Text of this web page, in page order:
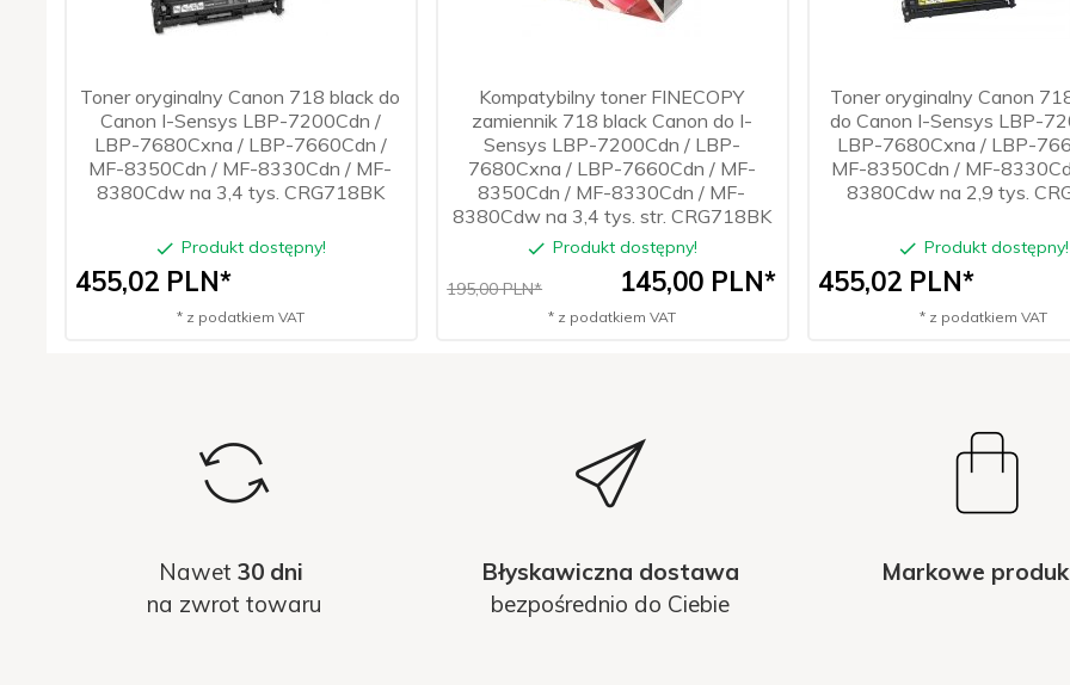
Toner oryginalny Canon 718 black do
Canon I-Sensys LBP-7200Cdn /
LBP-7680Cxna / LBP-7660Cdn /
MF-8350Cdn / MF-8330Cdn / MF-
8380Cdw na 3,4 tys. CRG718BK
Produkt dostępny!
455,02 PLN*
* z podatkiem VAT
Kompatybilny toner FINECOPY
zamiennik 718 black Canon do I-
Sensys LBP-7200Cdn / LBP-
7680Cxna / LBP-7660Cdn / MF-
8350Cdn / MF-8330Cdn / MF-
8380Cdw na 3,4 tys. str. CRG718BK
Produkt dostępny!
195,00 PLN*
145,00 PLN*
* z podatkiem VAT
Toner oryginalny Canon
do Canon I-Sensys LBP-
LBP-7680Cxna / LBP-
MF-8350Cdn / MF-
8380Cdw na 2,9 tys.
Produkt dostępny!
455,02 PLN*
* z podatkiem VAT
Nawet30 dni
na zwrot towaru
Błyskawiczna dostawa
bezpośrednio do Ciebie
Markowe